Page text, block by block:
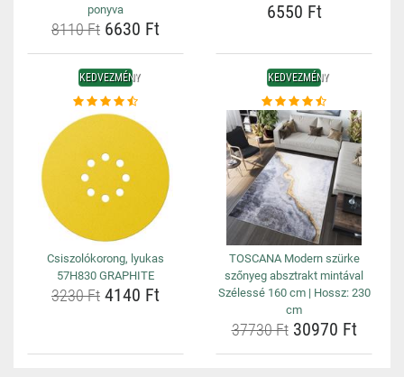
ponyva
8110 Ft 6630 Ft
6550 Ft
KEDVEZMÉNY
Csiszolókorong, lyukas
57H830 GRAPHITE
3230 Ft 4140 Ft
KEDVEZMÉNY
TOSCANA Modern szürke
szőnyeg absztrakt mintával
Szélessé 160 cm | Hossz: 230
cm
37730 Ft30970 Ft